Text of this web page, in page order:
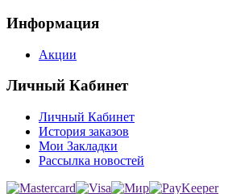
Информация
Акции
Личный Кабинет
Личный Кабинет
История заказов
Мои Закладки
Рассылка новостей